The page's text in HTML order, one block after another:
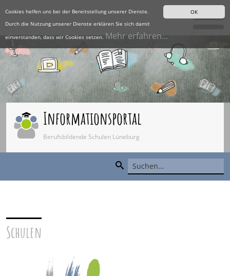
OK
Cookies helfen uns bei der Bereitstellung unserer Dienste.
Durch die Nutzung unserer Dienste erklären Sie sich damit
einverstanden, dass wir Cookies setzen. Mehr erfahren...
Informationsportal
Berufsbildende Schulen Lüneburg
Schulen